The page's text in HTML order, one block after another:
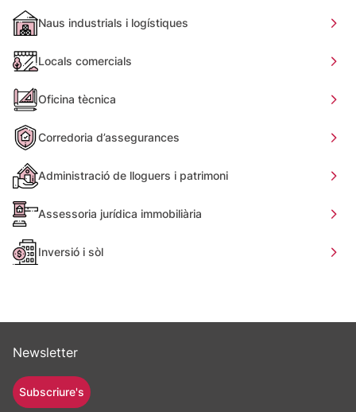
Naus industrials i logístiques
Locals comercials
Oficina tècnica
Corredoria d’assegurances
Administració de lloguers i patrimoni
Assessoria jurídica immobiliària
Inversió i sòl
Newsletter
Subscriure's